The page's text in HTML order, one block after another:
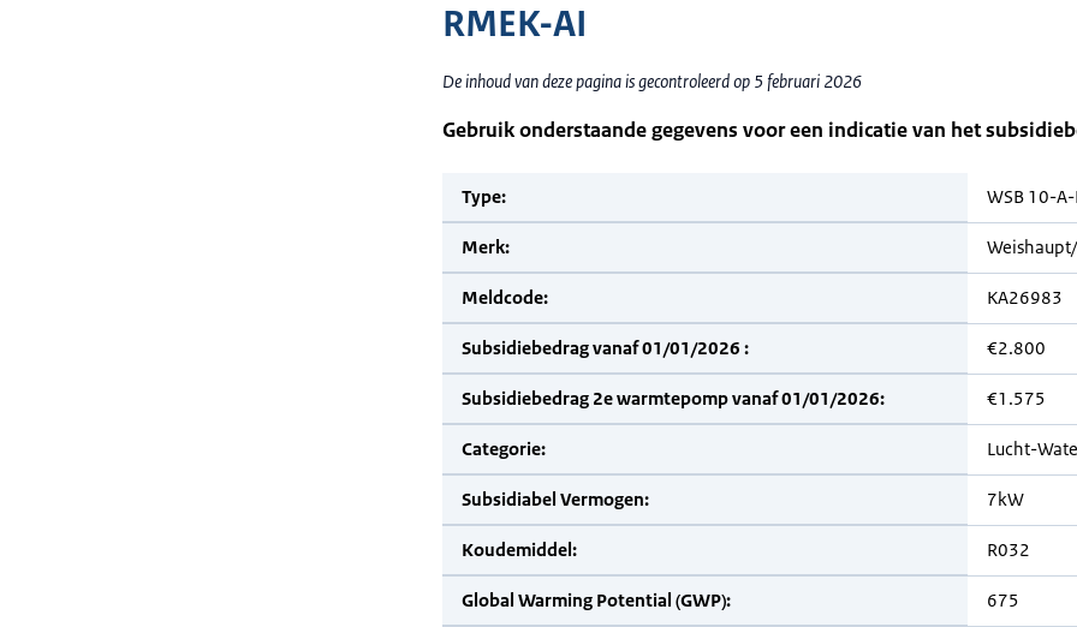
RMEK-AI
De inhoud van deze pagina is gecontroleerd op 5 februari 2026
Gebruik onderstaande gegevens voor een indicatie van het
Type: WSB 10-A-
Merk:
Meldcode: KA26983
Subsidiebedrag vanaf 01/01/2026 : €2.800
Subsidiebedrag 2e warmtepomp vanaf 01/01/2026: €1.575
Categorie: Lucht-
Subsidiabel Vermogen: 7kW
Koudemiddel: R032
Global Warming Potential (GWP): 675